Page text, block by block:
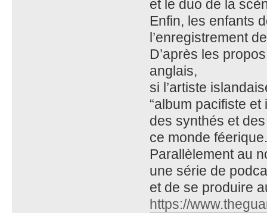
et le duo de la
Enfin, les enfants
l’enregistrement
D’après les
anglais,
si l’artiste
“album pacifiste
des synthés et
ce monde féerique.
Parallèlement au
une série de
et de se produire
https://